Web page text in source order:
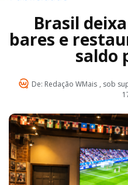
Brasil
bares e
saldo
De: Redação WMais , sob